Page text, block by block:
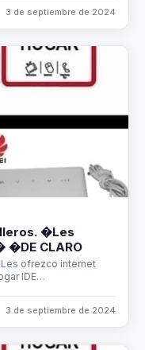
3 de septiembre de 2024
�Les
CLARO
ofrezco internet
IDE…
3 de septiembre de 2024